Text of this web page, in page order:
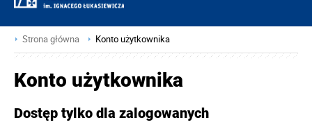
Strona główna Konto użytkownika
Konto użytkownika
Dostęp tylko dla zalogowanych